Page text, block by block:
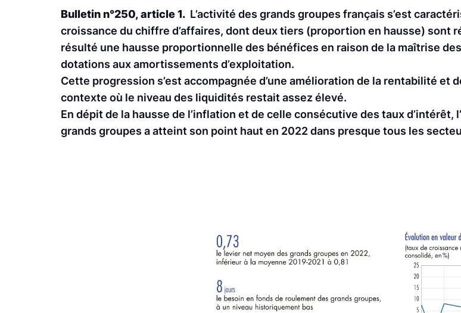
Bulletin n°250, article 1. L’activité des grands groupes français s’est
croissance du chiffre d’affaires, dont deux tiers (proportion en hausse) sont
résulté une hausse proportionnelle des bénéfices en raison de la maîtrise
dotations aux amortissements d’exploitation.
Cette progression s’est accompagnée d’une amélioration de la rentabilité et
contexte où le niveau des liquidités restait assez élevé.
En dépit de la hausse de l’inflation et de celle consécutive des taux d’intérêt,
grands groupes a atteint son point haut en 2022 dans presque tous les